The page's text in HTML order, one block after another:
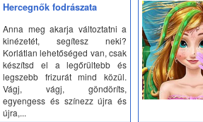
Hercegnők fodrászata
Anna meg akarja változtatni a
kinézetét, segítesz neki?
Korlátlan lehetőséged van, csak
készítsd el a legőrültebb és
legszebb frizurát mind közül.
Vágj, vágj, göndöríts,
egyengess és színezz újra és
újra,...